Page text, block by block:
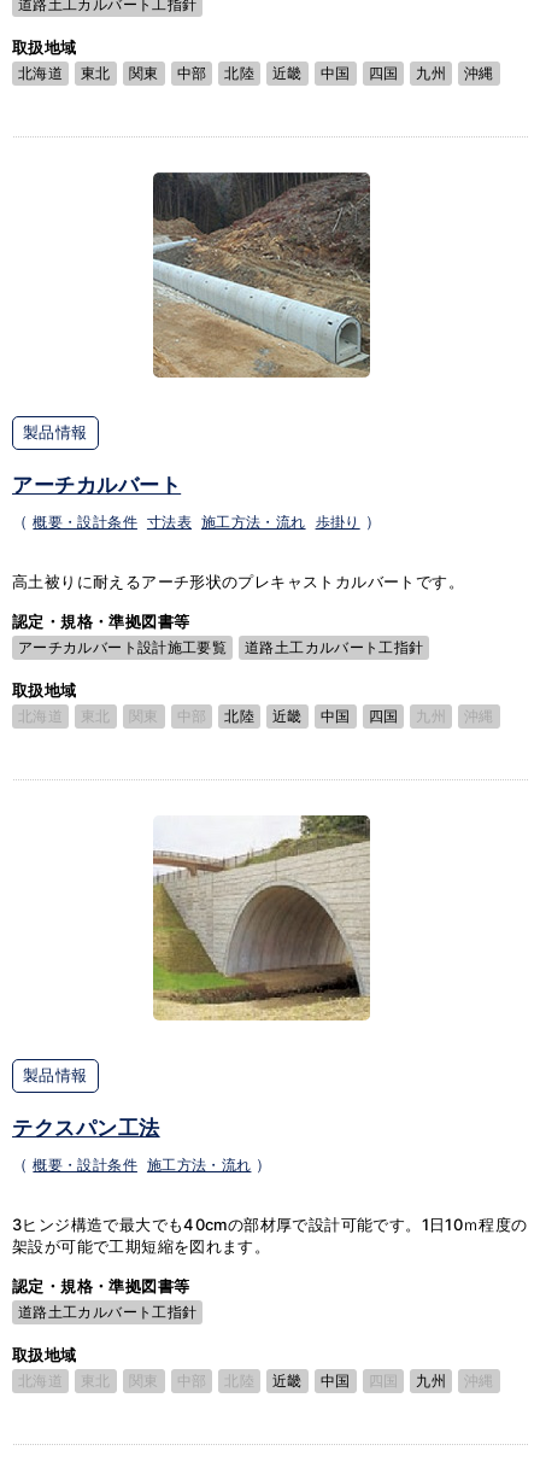
道路土工カルバート工指針
取扱地域
北海道 東北 関東 中部 北陸 近畿 中国 四国 九州 沖縄
製品情報
アーチカルバート
（ 概要・設計条件 寸法表 施工方法・流れ 歩掛り ）
高土被りに耐えるアーチ形状のプレキャストカルバートです。
認定・規格・準拠図書等
アーチカルバート設計施工要覧 道路土工カルバート工指針
取扱地域
北海道 東北 関東 中部 北陸 近畿 中国 四国 九州 沖縄
製品情報
テクスパン工法
（ 概要・設計条件 施工方法・流れ ）
3ヒンジ構造で最大でも40cmの部材厚で設計可能です。1日10ｍ程度の
架設が可能で工期短縮を図れます。
認定・規格・準拠図書等
道路土工カルバート工指針
取扱地域
北海道 東北 関東 中部 北陸 近畿 中国 四国 九州 沖縄